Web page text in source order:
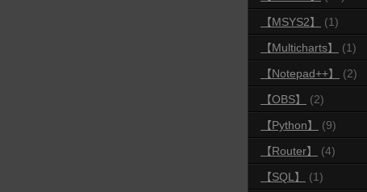
【MSYS2】
(1)
【Multicharts】
(1)
【Notepad++】
(2)
【OBS】
(2)
【Python】
(9)
【Router】
(4)
【SQL】
(1)